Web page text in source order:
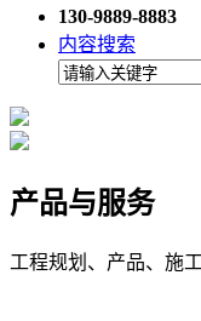
130-9889-8883
内容搜索
产品与服务
工程规划、产品、施